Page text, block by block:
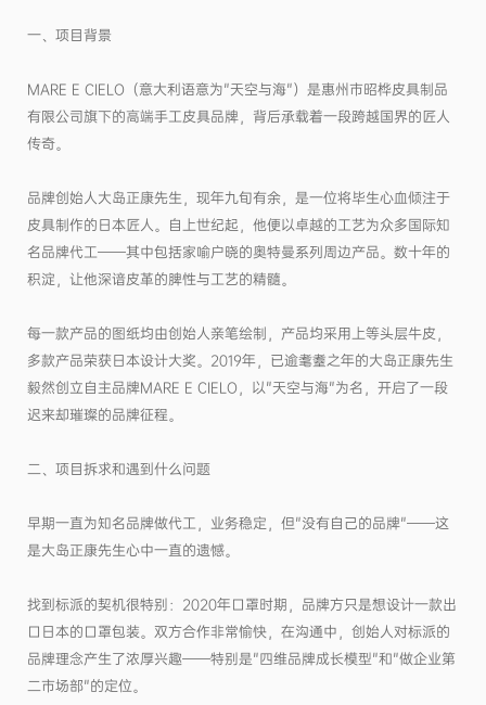
一、项目背景
MARE E CIELO（意大利语意为"天空与海"）是惠州市昭桦皮具制品
有限公司旗下的高端手工皮具品牌，背后承载着一段跨越国界的匠人
传奇。
品牌创始人大岛正康先生，现年九旬有余，是一位将毕生心血倾注于
皮具制作的日本匠人。自上世纪起，他便以卓越的工艺为众多国际知
名品牌代工——其中包括家喻户晓的奥特曼系列周边产品。数十年的
积淀，让他深谙皮革的脾性与工艺的精髓。
每一款产品的图纸均由创始人亲笔绘制，产品均采用上等头层牛皮，
多款产品荣获日本设计大奖。2019年，已逾耄耋之年的大岛正康先生
毅然创立自主品牌MARE E CIELO，以"天空与海"为名，开启了一段
迟来却璀璨的品牌征程。
二、项目拆求和遇到什么问题
早期一直为知名品牌做代工，业务稳定，但"没有自己的品牌"——这
是大岛正康先生心中一直的遗憾。
找到标派的契机很特别：2020年口罩时期，品牌方只是想设计一款出
口日本的口罩包装。双方合作非常愉快，在沟通中，创始人对标派的
品牌理念产生了浓厚兴趣——特别是"四维品牌成长模型"和"做企业第
二市场部"的定位。